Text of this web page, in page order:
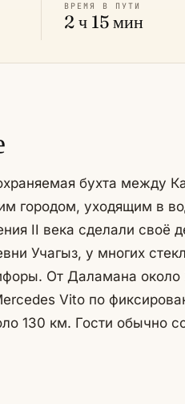
ВРЕМЯ В ПУТИ
2 ч 15 мин
бухта между
городом, уходящим в
II века сделали своё
Учагыз, у многих
От Даламана около
Vito по
130 км. Гости обычно